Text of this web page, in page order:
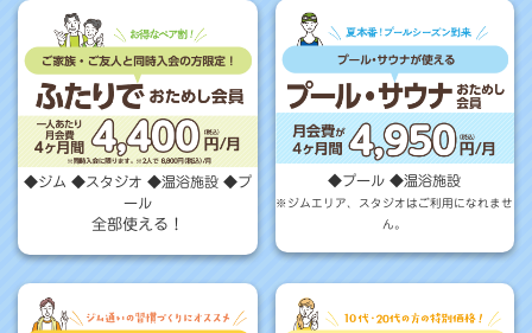
◆ジム ◆スタジオ ◆温浴施設 ◆プ
ール
全部使える！
◆プール ◆温浴施設
※ジムエリア、スタジオはご利用になれませ
ん。